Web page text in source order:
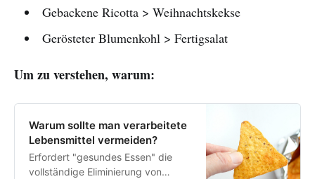
Gebackene Ricotta > Weihnachtskekse
Gerösteter Blumenkohl > Fertigsalat
Um zu verstehen, warum:
Warum sollte man verarbeitete
Lebensmittel vermeiden?
Erfordert "gesundes Essen" die
vollständige Eliminierung von